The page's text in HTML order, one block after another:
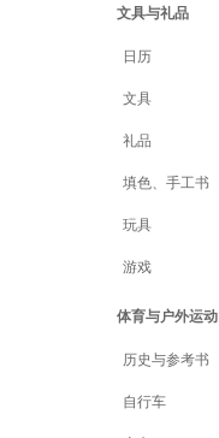
文具与礼品
日历
文具
礼品
填色、手工书
玩具
游戏
体育与户外运动
历史与参考书
自行车